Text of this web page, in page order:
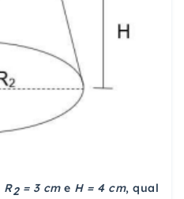
R2= 3 cm e H = 4 cm, qual